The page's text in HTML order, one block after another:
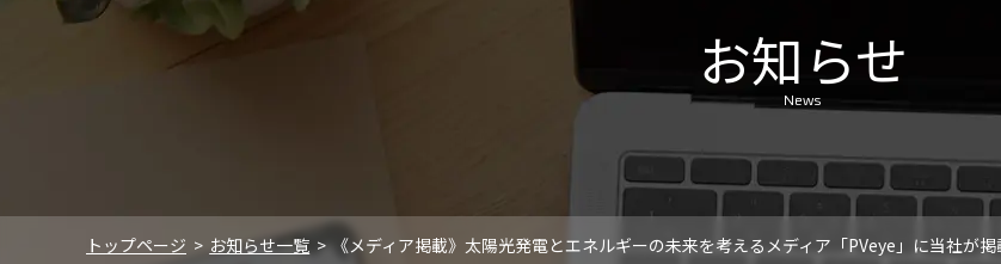
お知らせ
News
トップページ お知らせ一覧 《メディア掲載》太陽光発電とエネルギーの未来を考えるメディア「PVeye」に当社が